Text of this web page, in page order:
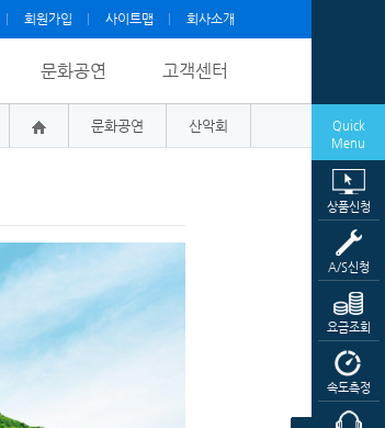
Quick
Menu
상품신청
A/S신청
요금조회
속도측정
회원가입 사이트맵 회사소개
문화공연 고객센터
문화공연 산악회